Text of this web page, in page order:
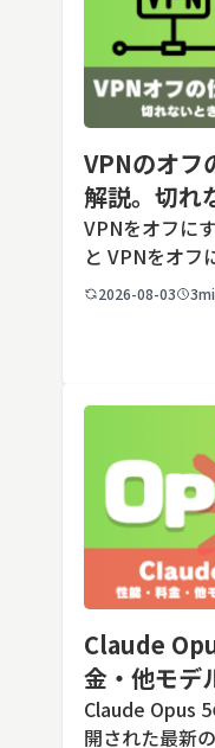
VPNのオフ
解説。切れ
端末での注
VPNをオフに
と VPNをオフ
の端末でも数
2026-08-03
Claude
金・他モデ
すく解説
Claude Opus
開された最新